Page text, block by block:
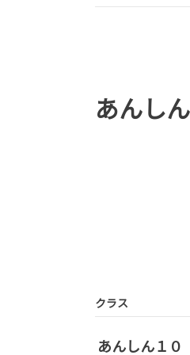
あんし
クラス
あんしん１０